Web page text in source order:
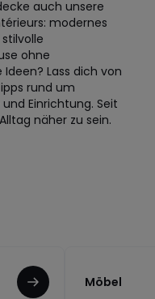
auch unsere
modernes
ohne
Lass dich von
rund um
Einrichtung. Seit
näher zu sein.
Möbel